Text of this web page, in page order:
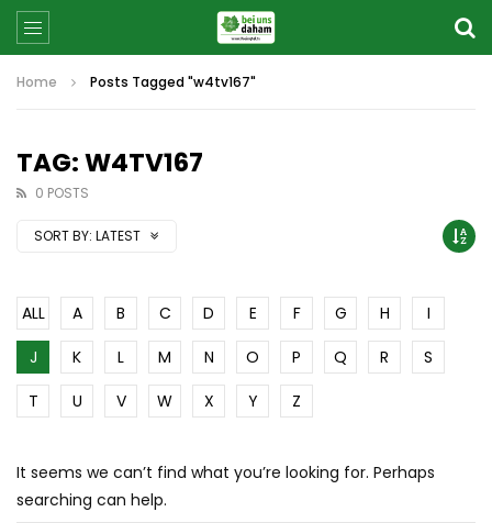
Home Posts Tagged "w4tv167"
TAG: W4TV167
0 POSTS
SORT BY: LATEST
ALL A B C D E F G H
I
J
K L M N O P Q R
S
T
U V W X Y Z
It seems we can’t find what you’re looking for. Perhaps
searching can help.